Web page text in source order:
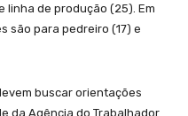
de produção (25). Em
são para pedreiro (17) e
buscar orientações
da Agência do Trabalhador